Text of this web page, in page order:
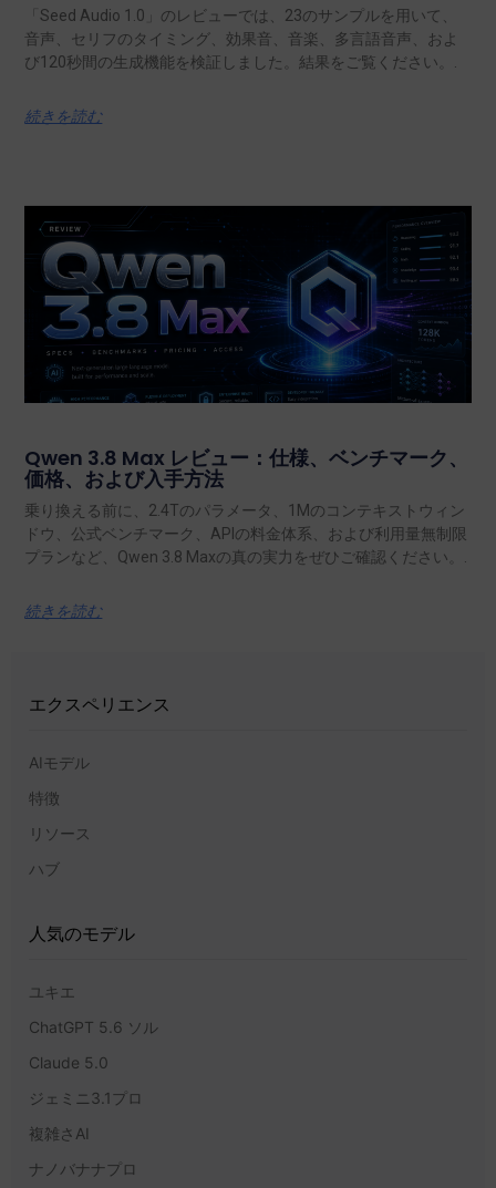
「Seed Audio 1.0」のレビューでは、23のサンプルを用いて、
音声、セリフのタイミング、効果音、音楽、多言語音声、およ
び120秒間の生成機能を検証しました。結果をご覧ください。.
続きを読む
Qwen 3.8 Max レビュー：仕様、ベンチマーク、
価格、および入手方法
乗り換える前に、2.4Tのパラメータ、1Mのコンテキストウィン
ドウ、公式ベンチマーク、APIの料金体系、および利用量無制限
プランなど、Qwen 3.8 Maxの真の実力をぜひご確認ください。.
続きを読む
エクスペリエンス
AIモデル
特徴
リソース
ハブ
人気のモデル
ユキエ
ChatGPT 5.6 ソル
Claude 5.0
ジェミニ3.1プロ
複雑さAI
ナノバナナプロ